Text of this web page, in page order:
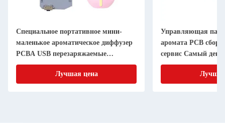
Специальное портативное мини-
маленькое ароматическое диффузер
PCBA USB перезаряжаемые
увлажнители PCB печатная плата
Лучшая цена
Управляющая
аромата PCB
сервис Самый
производитель PCB